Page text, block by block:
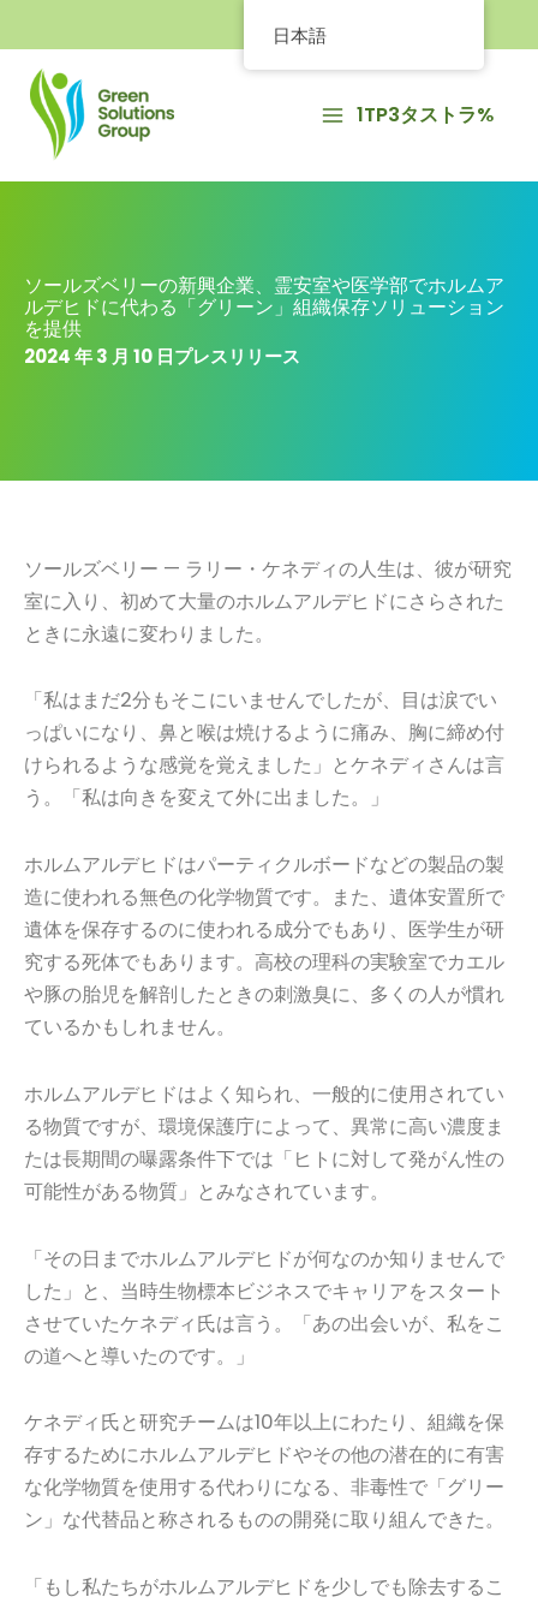
容
ッ
1TP3タストラ%
ソールズベリーの新興企業、霊安室や医学部でホルムア
ルデヒドに代わる「グリーン」組織保存ソリューション
を提供
2024 年 3 月 10 日プレスリリース
ソールズベリー — ラリー・ケネディの人生は、彼が研究
室に入り、初めて大量のホルムアルデヒドにさらされた
ときに永遠に変わりました。
「私はまだ2分もそこにいませんでしたが、目は涙でい
っぱいになり、鼻と喉は焼けるように痛み、胸に締め付
けられるような感覚を覚えました」とケネディさんは言
う。「私は向きを変えて外に出ました。」
ホルムアルデヒドはパーティクルボードなどの製品の製
造に使われる無色の化学物質です。また、遺体安置所で
遺体を保存するのに使われる成分でもあり、医学生が研
究する死体でもあります。高校の理科の実験室でカエル
や豚の胎児を解剖したときの刺激臭に、多くの人が慣れ
ているかもしれません。
ホルムアルデヒドはよく知られ、一般的に使用されてい
る物質ですが、環境保護庁によって、異常に高い濃度ま
たは長期間の曝露条件下では「ヒトに対して発がん性の
可能性がある物質」とみなされています。
「その日までホルムアルデヒドが何なのか知りませんで
した」と、当時生物標本ビジネスでキャリアをスタート
させていたケネディ氏は言う。「あの出会いが、私をこ
の道へと導いたのです。」
ケネディ氏と研究チームは10年以上にわたり、組織を保
存するためにホルムアルデヒドやその他の潜在的に有害
な化学物質を使用する代わりになる、非毒性で「グリー
ン」な代替品と称されるものの開発に取り組んできた。
「もし私たちがホルムアルデヒドを少しでも除去するこ
日本語